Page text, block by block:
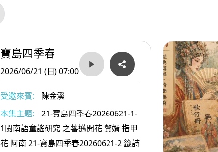
寶島四季春
2026/06/21 (日) 07:00
受邀來賓:
陳金溪
本集主題:
21-寶島四季春20260621-1-
1閩南語童謠研究 之蕃邁開花 贅婿 指甲
花 阿南 21-寶島四季春20260621-2 籤詩